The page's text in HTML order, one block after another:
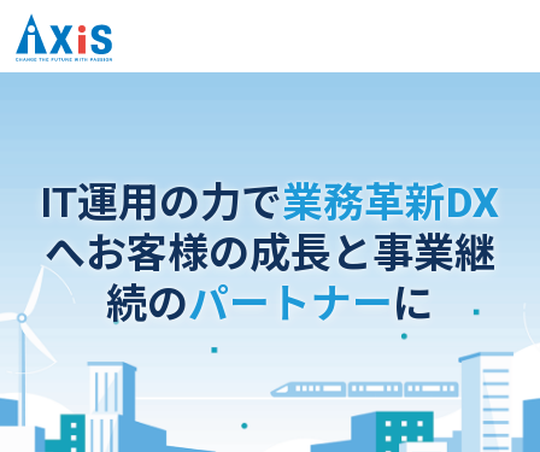
IT運用の力で業務革新DX
へお客様の成長と事業継
続のパートナーに